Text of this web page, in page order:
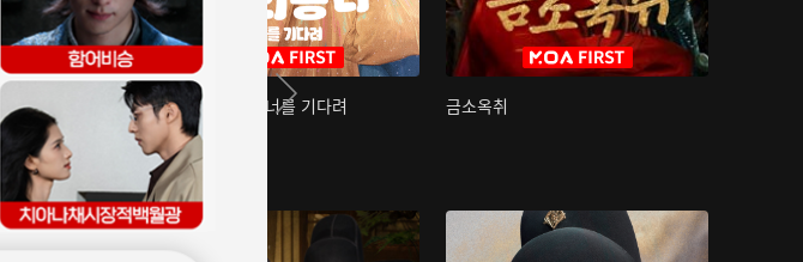
아재저리등니 : 너를 기다려 금소옥취